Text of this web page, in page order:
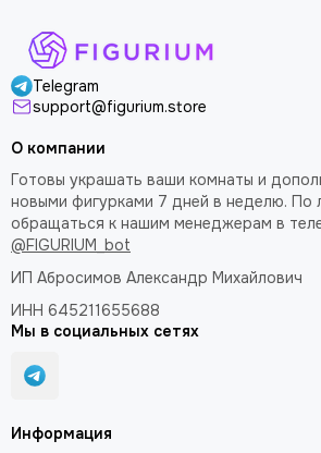
Telegram
support@figurium.store
Информация
О компании
Готовы украшать ваши комнаты и
новыми фигурками 7 дней в неделю. По
обращаться к нашим менеджерам в
@FIGURIUM_bot
ИП Абросимов Александр Михайлович
ИНН 645211655688
Мы в социальных сетях